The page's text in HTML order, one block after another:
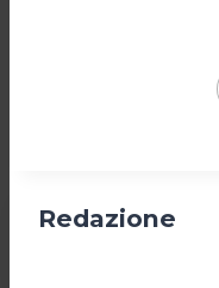
Redazione